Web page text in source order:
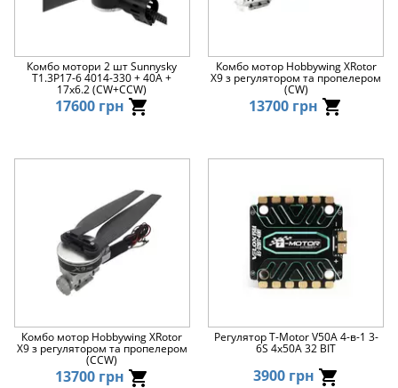
Комбо мотори 2 шт Sunnysky
T1.3P17-6 4014-330 + 40A +
17x6.2 (CW+CCW)
17600 грн
Комбо мотор Hobbywing XRotor
X9 з регулятором та пропелером
(CW)
13700 грн
Комбо мотор Hobbywing XRotor
X9 з регулятором та пропелером
(CCW)
13700 грн
Регулятор T-Motor V50A 4-в-1 3-
6S 4x50A 32 BIT
3900 грн